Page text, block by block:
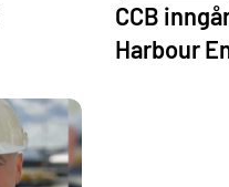
CCB
Harbour